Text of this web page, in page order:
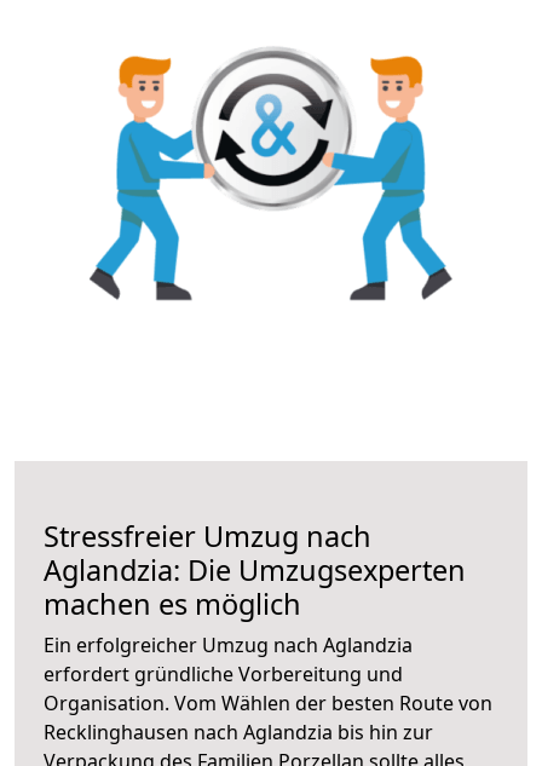
Stressfreier Umzug nach
Aglandzia: Die Umzugsexperten
machen es möglich
Ein erfolgreicher Umzug nach Aglandzia
erfordert gründliche Vorbereitung und
Organisation. Vom Wählen der besten Route von
Recklinghausen nach Aglandzia bis hin zur